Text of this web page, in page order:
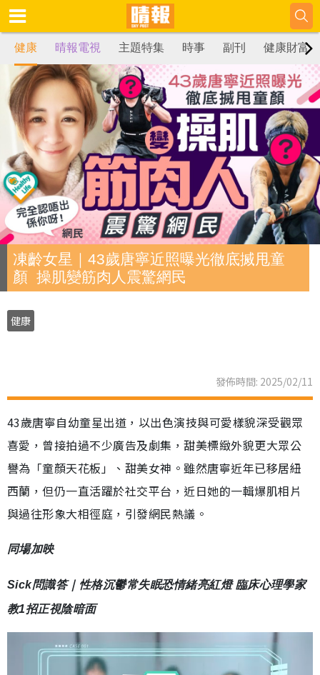
健康 晴報電視 主題特集 時事 副刊 健康財富
凍齡女星｜43歲唐寧近照曝光徹底搣甩童
顏 操肌變筋肉人震驚網民
健康
發佈時間: 2025/02/11
43歲唐寧自幼童星出道，以出色演技與可愛樣貌深受觀眾
喜愛，曾接拍過不少廣告及劇集，甜美標緻外貌更大眾公
譽為「童顏天花板」、甜美女神。雖然唐寧近年已移居紐
西蘭，但仍一直活躍於社交平台，近日她的一輯爆肌相片
與過往形象大相徑庭，引發網民熱議。
同場加映
Sick問識答｜性格沉鬱常失眠恐情緒亮紅燈 臨床心理學家
教1招正視陰暗面